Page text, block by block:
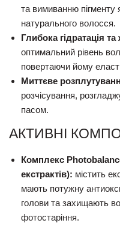
та вимиванню пігменту
натурального волосся.
Глибока гідратація
оптимальний рівень
повертаючи йому
Миттєве
розчісування,
пасом.
АКТИВНІ
Комплекс
екстрактів): містить
мають потужну
голови та захищають
фотостаріння.